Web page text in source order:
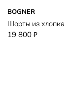
BOGNER
Шорты из хлопка
19 800 ₽